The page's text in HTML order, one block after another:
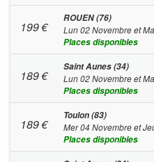
199€
ROUEN (76)
Lun 02 Novembre et
Places disponibles
189€
Saint Aunes (34)
Lun 02 Novembre et
Places disponibles
189€
Toulon (83)
Mer 04 Novembre et
Places disponibles